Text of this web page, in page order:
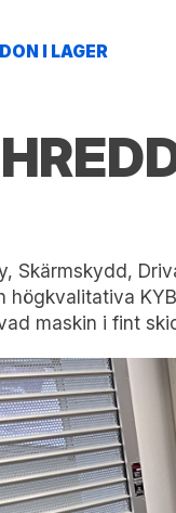
I LAGER
Skärmskydd,
högkvalitativa
maskin i fint